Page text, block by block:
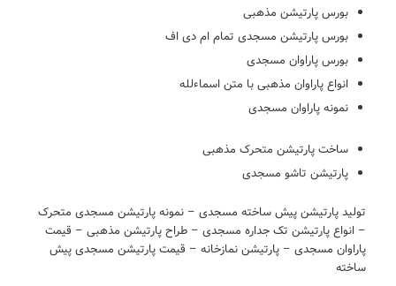
بورس پارتیشن مذهبی
بورس پارتیشن مسجدی تمام ام دی اف
بورس پاراوان مسجدی
انواع پاراوان مذهبی با متن اسماءلله
نمونه پاراوان مسجدی
ساخت پارتیشن متحرک مذهبی
پارتیشن تاشو مسجدی
تولید پارتیشن پیش ساخته مسجدی – نمونه پارتیشن مسجدی متحرک
– انواع پارتیشن تک جداره مسجدی – طراح پارتیشن مذهبی – قیمت
پاراوان مسجدی – پارتیشن نمازخانه – قیمت پارتیشن مسجدی پیش
ساخته